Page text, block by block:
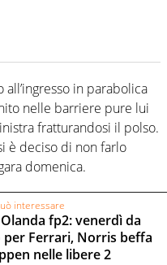
in parabolica
nelle barriere pure lui
fratturandosi il polso.
è deciso di non farlo
domenica.
interessare
Olanda fp2: venerdì da
per Ferrari, Norris beffa
nelle libere 2